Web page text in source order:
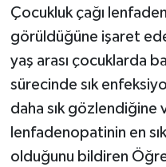
Çocukluk çağı
görüldüğüne işaret
yaş arası çocuklarda
sürecinde sık
daha sık gözlendiğine
lenfadenopatinin en
olduğunu bildiren